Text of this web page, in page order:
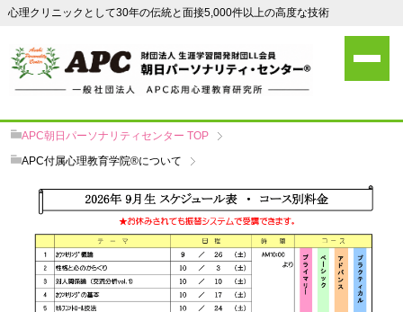
心理クリニックとして30年の伝統と面接5,000件以上の高度な技術
APC朝日パーソナリティセンター TOP
APC付属心理教育学院®について